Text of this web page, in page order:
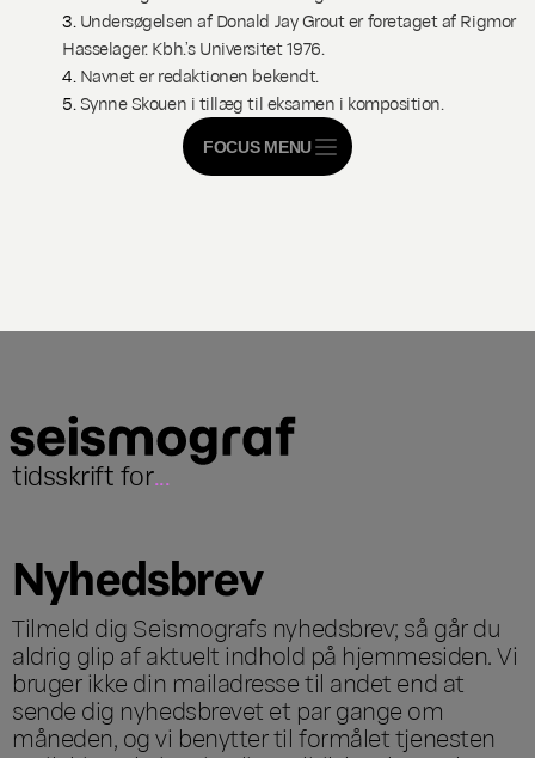
3. Undersøgelsen af Donald Jay Grout er foretaget af Rigmor
Hasselager. Kbh.’s Universitet 1976.
4. Navnet er redaktionen bekendt.
5. Synne Skouen i tillæg til eksamen i komposition.
FOCUS MENU
tidsskrift for...
Nyhedsbrev
Tilmeld dig Seismografs nyhedsbrev; så går du
aldrig glip af aktuelt indhold på hjemmesiden. Vi
bruger ikke din mailadresse til andet end at
sende dig nyhedsbrevet et par gange om
måneden, og vi benytter til formålet tjenesten